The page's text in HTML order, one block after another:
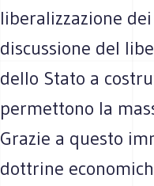
liberalizzazione
discussione del
dello Stato a
permettono la
Grazie a questo
dottrine